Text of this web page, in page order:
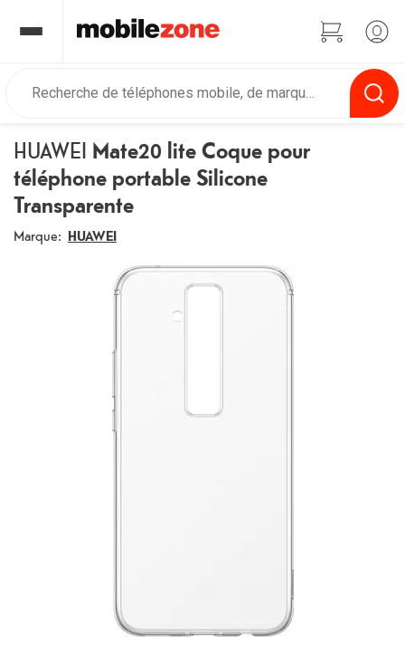
HUAWEI Mate20 lite Coque pour
téléphone portable Silicone
Transparente
Marque: HUAWEI